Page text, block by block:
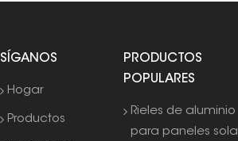
SÍGANOS
Hogar
Productos
PRODUCTOS
POPULARES
Rieles de aluminio
para paneles